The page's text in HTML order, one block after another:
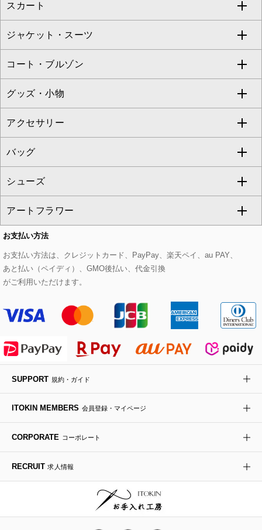
eur3
Maison de CINQ
MK MICHEL KLEIN BAG
HIROKO KOSHINO
ブラウス・シャツ
ニット・セーター
カーディガン
アンサンブルセット
ベスト・ジレ
パーカー
タンクトップ・キャミソール
スウェット・ジャージー
その他のトップス
ワンピース
ドレス
チュニック
ジャンパースカート
その他のワンピース・ドレス
すべてのパンツ
フルレングスパンツ
クロップド・半端丈パンツ
ガウチョ・ワイドパンツ
ハーフ・ショート丈パンツ
サロペット・オールインワン
その他のパンツ
スカート
すべてのスカート
ロング・マキシ丈スカート
ひざ丈スカート
ミモレ丈スカート
ショート・ミニ丈スカート
その他のスカート
ジャケット・スーツ
すべてのジャケット・スーツ
テーラードジャケット
ノーカラージャケット
セットアップ
セットアップジャケット
セットアップパンツ
セットアップスカート
セットアップワンピース
コート・ブルゾン
すべてのコート・ブルゾン
トレンチコート
ピーコート
ダッフルコート
チェスターコート
モッズコート
ステンカラーコート
ライダースジャケット
デニムジャケット
ダウンジャケット・コート
グッズ・小物
すべてのグッズ・小物
マスク
ストール・マフラー・スヌード
ベルト・サスペンダー
帽子
ヘアアクセサリー
ハンカチ・バンダナ
手袋
チャーム・ストラップ
アクセサリー
すべてのアクセサリー
ネックレス
ピアス・イヤリング
ブレスレット・バングル
ブローチ・コサージュ
バッグ
すべてのバッグ
トートバッグ
ショルダーバッグ
ボストンバッグ
バックパック・リュック
ボディバッグ・メッセンジャーバッグ
トラベルバッグ
シューズ
すべてのシューズ
パンプス
スニーカー
フラットシューズ
ローファー
ドレスシューズ
アートフラワー
すべてのアートフラワー
ローズ
カサブランカ・カラー
ラナンキュラス
ポプリアレンジ＆フレグランス
お支払い方法
お支払い方法は、クレジットカード、PayPay、楽天ペイ、au PAY、
あと払い（ペイディ）、GMO後払い、代金引換
がご利用いただけます。
SUPPORT 規約・ガイド
ITOKIN MEMBERS 会員登録・マイページ
CORPORATE コーポレート
RECRUIT 求人情報